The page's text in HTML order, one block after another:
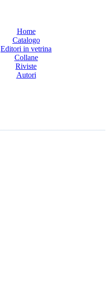
Home
Catalogo
Editori in vetrina
Collane
Riviste
Autori